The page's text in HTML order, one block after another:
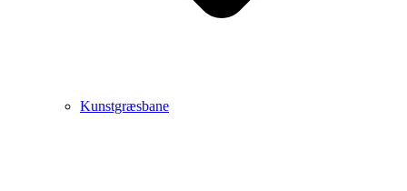
Kunstgræsbane